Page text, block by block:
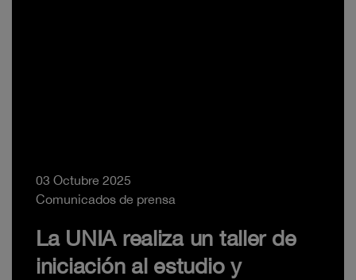
03 Octubre 2025
Comunicados de prensa
La UNIA realiza un taller de
iniciación al estudio y